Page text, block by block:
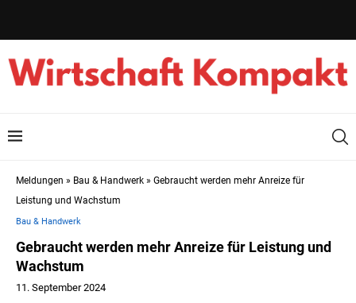
Meldungen » Bau & Handwerk » Gebraucht werden mehr Anreize für
Leistung und Wachstum
Bau & Handwerk
Gebraucht werden mehr Anreize für Leistung und
Wachstum
11. September 2024